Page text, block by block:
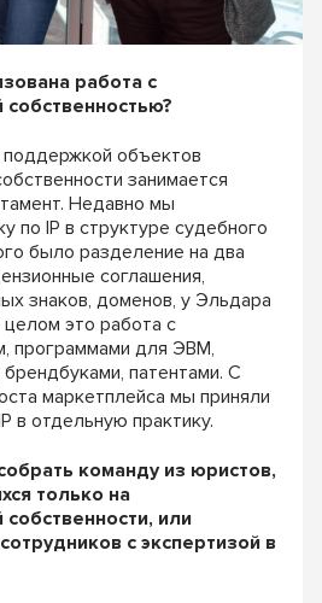
работа с
объектов
занимается
Недавно мы
по IP в структуре судебного
было разделение на два
соглашения,
знаков, доменов, у Эльдара
это работа с
программами для ЭВМ,
патентами. С
маркетплейса мы приняли
в отдельную практику.
команду из юристов,
только на
или
с экспертизой в